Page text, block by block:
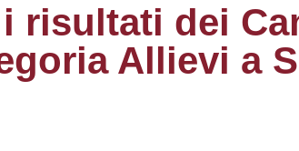
risultati dei
Allievi a